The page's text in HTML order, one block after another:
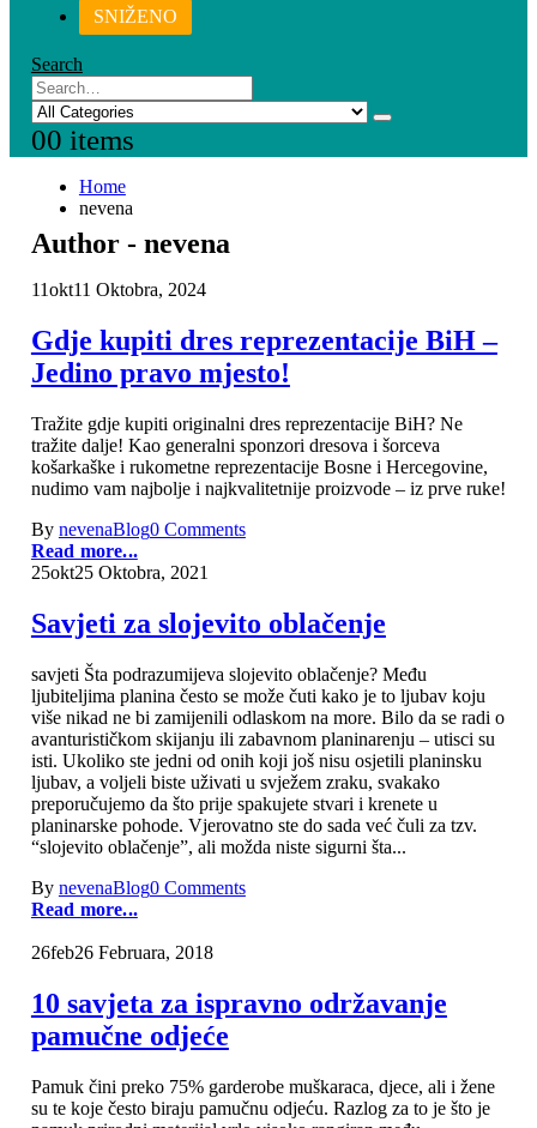
SNIŽENO
Search
00 items
Home
nevena
Author - nevena
11okt11 Oktobra, 2024
Gdje kupiti dres reprezentacije BiH –
Jedino pravo mjesto!
Tražite gdje kupiti originalni dres reprezentacije BiH? Ne
tražite dalje! Kao generalni sponzori dresova i šorceva
košarkaške i rukometne reprezentacije Bosne i Hercegovine,
nudimo vam najbolje i najkvalitetnije proizvode – iz prve ruke!
By nevenaBlog0 Comments
Read more...
25okt25 Oktobra, 2021
Savjeti za slojevito oblačenje
savjeti Šta podrazumijeva slojevito oblačenje? Među
ljubiteljima planina često se može čuti kako je to ljubav koju
više nikad ne bi zamijenili odlaskom na more. Bilo da se radi o
avanturističkom skijanju ili zabavnom planinarenju – utisci su
isti. Ukoliko ste jedni od onih koji još nisu osjetili planinsku
ljubav, a voljeli biste uživati u svježem zraku, svakako
preporučujemo da što prije spakujete stvari i krenete u
planinarske pohode. Vjerovatno ste do sada već čuli za tzv.
“slojevito oblačenje”, ali možda niste sigurni šta...
By nevenaBlog0 Comments
Read more...
26feb26 Februara, 2018
10 savjeta za ispravno održavanje
pamučne odjeće
Pamuk čini preko 75% garderobe muškaraca, djece, ali i žene
su te koje često biraju pamučnu odjeću. Razlog za to je što je